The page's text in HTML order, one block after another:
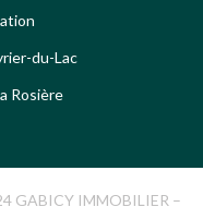
du-Lac
Rosière
GABICY IMMOBILIER –